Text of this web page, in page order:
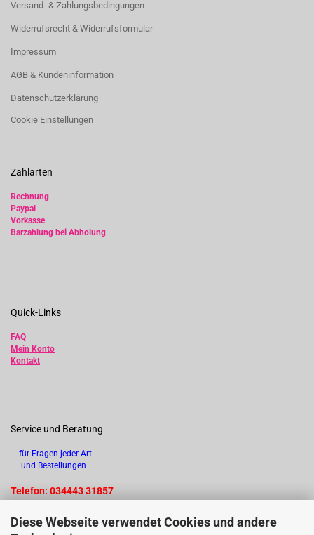
Diese Webseite verwendet Cookies und andere
Versand- & Zahlungsbedingungen
Widerrufsrecht & Widerrufsformular
Impressum
AGB & Kundeninformation
Datenschutzerklärung
Cookie Einstellungen
Zahlarten
Rechnung
Paypal
Vorkasse
Barzahlung bei Abholung
Quick-Links
FAQ
Mein Konto
Kontakt
Service und Beratung
für Fragen jeder Art
und Bestellungen
Telefon: 034443 31857